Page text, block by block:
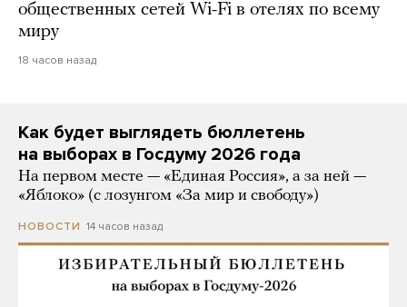
общественных сетей Wi-Fi в отелях по всему
миру
18 часов назад
Как будет выглядеть бюллетень
на выборах в Госдуму 2026 года
На первом месте — «Единая Россия», а за ней —
«Яблоко» (с лозунгом «За мир и свободу»)
НОВОСТИ 14 часов назад